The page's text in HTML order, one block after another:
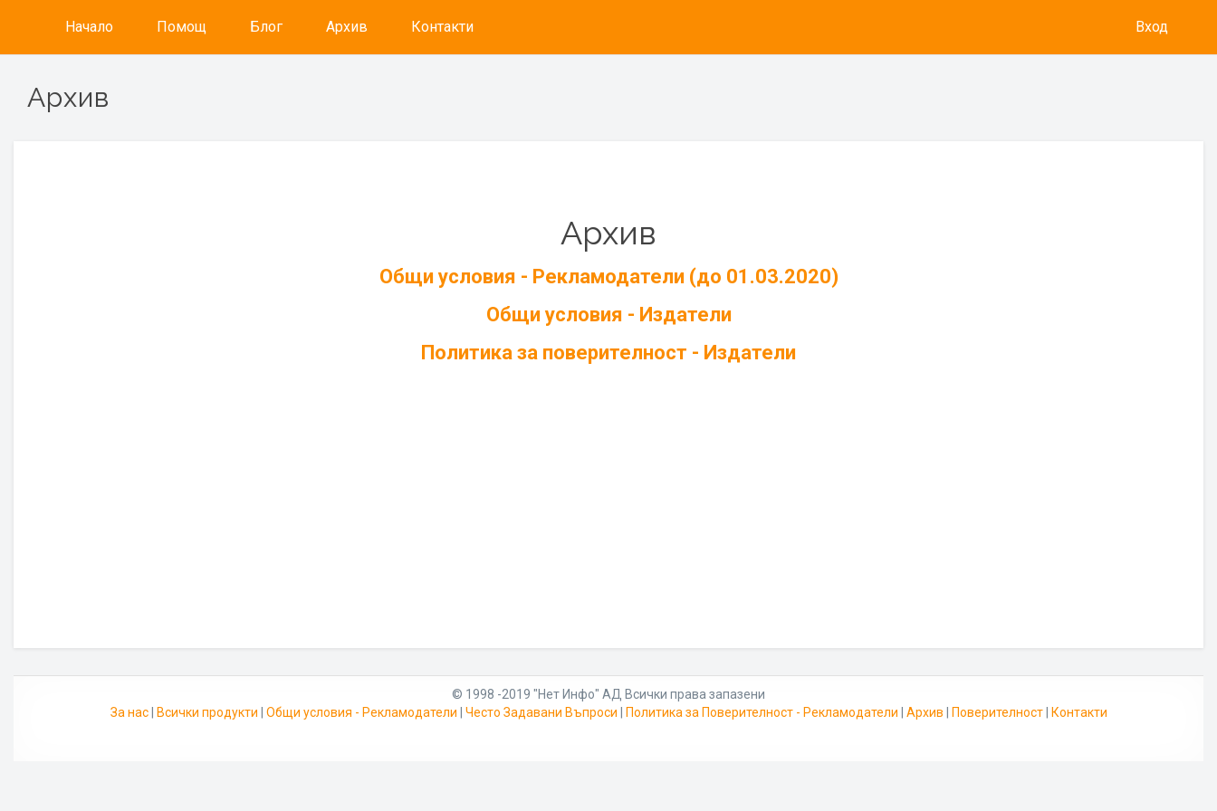
Начало Помощ Блог Архив Контакти Вход
Архив
Архив
Общи условия - Рекламодатели (до 01.03.2020)
Общи условия - Издатели
Политика за поверителност - Издатели
© 1998 -2019 "Нет Инфо" АД Всички права запазени
За нас| Всички продукти Общи условия - Рекламодатели Често Задавани Въпроси Политика за Поверителност - Рекламодатели Архив Поверителност| Контакти